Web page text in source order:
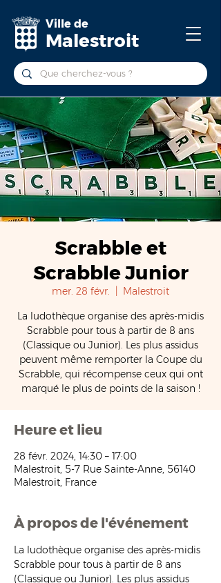
Ville de
Malestroit
Scrabble et
Scrabble Junior
mer. 28 févr.
Malestroit
La ludothèque organise des après-midis
Scrabble pour tous à partir de 8 ans
(Classique ou Junior). Les plus assidus
peuvent même remporter la Coupe du
Scrabble, qui récompense ceux qui ont
marqué le plus de points de la saison !
Heure et lieu
28 févr. 2024, 14:30 – 17:00
Malestroit, 5-7 Rue Sainte-Anne, 56140
Malestroit, France
À propos de l'événement
La ludothèque organise des après-midis
Scrabble pour tous à partir de 8 ans
(Classique ou Junior). Les plus assidus